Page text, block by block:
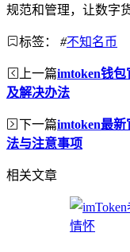
规范和管理，让数字
标签： #不知名币
上一篇imtoken钱包
及解决办法
下一篇imtoken最新
法与注意事项
相关文章